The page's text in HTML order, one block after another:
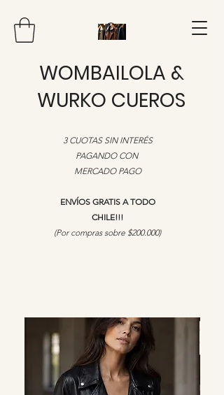
WOMBAILOLA &
WURKO CUEROS
3 CUOTAS SIN INTERÉS
PAGANDO CON
MERCADO PAGO
ENVÍOS GRATIS A TODO
CHILE!!!
​(Por compras sobre $200.000)